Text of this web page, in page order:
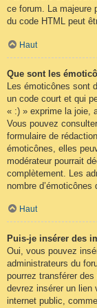
ce forum. La majeure
du code HTML peut
Haut
Que sont les
Les émoticônes sont
un code court et qui
« :) » exprime la joie,
Vous pouvez
formulaire de
émoticônes, elles
modérateur pourrait
complètement. Les
nombre d’émoticônes
Haut
Puis-je insérer des
Oui, vous pouvez
administrateurs du
pourrez transférer
devrez insérer un lien
internet public,